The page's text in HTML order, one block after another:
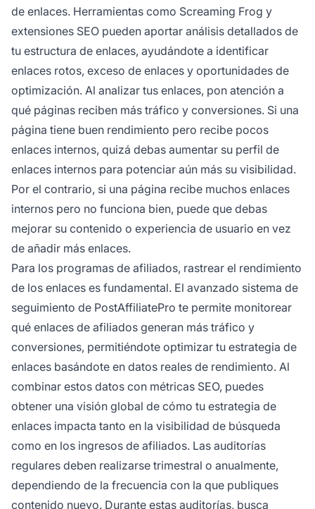
de enlaces. Herramientas como Screaming Frog y
extensiones SEO pueden aportar análisis detallados de
tu estructura de enlaces, ayudándote a identificar
enlaces rotos, exceso de enlaces y oportunidades de
optimización. Al analizar tus enlaces, pon atención a
qué páginas reciben más tráfico y conversiones. Si una
página tiene buen rendimiento pero recibe pocos
enlaces internos, quizá debas aumentar su perfil de
enlaces internos para potenciar aún más su visibilidad.
Por el contrario, si una página recibe muchos enlaces
internos pero no funciona bien, puede que debas
mejorar su contenido o experiencia de usuario en vez
de añadir más enlaces.
Para los programas de afiliados, rastrear el rendimiento
de los enlaces es fundamental. El avanzado sistema de
seguimiento de PostAffiliatePro te permite monitorear
qué enlaces de afiliados generan más tráfico y
conversiones, permitiéndote optimizar tu estrategia de
enlaces basándote en datos reales de rendimiento. Al
combinar estos datos con métricas SEO, puedes
obtener una visión global de cómo tu estrategia de
enlaces impacta tanto en la visibilidad de búsqueda
como en los ingresos de afiliados. Las auditorías
regulares deben realizarse trimestral o anualmente,
dependiendo de la frecuencia con la que publiques
contenido nuevo. Durante estas auditorías, busca